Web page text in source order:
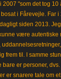
"som det tog
i Fårevejle. Far
siden 2013.
være autentiske
frem til. I samme
er personer,
er snarere tale om